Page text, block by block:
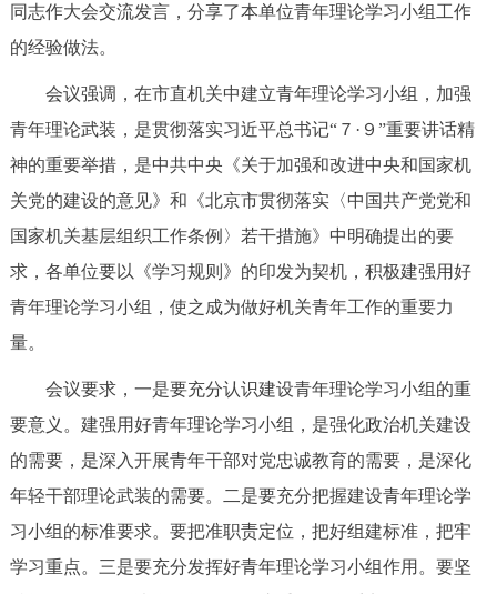
参与调查 在线访谈 图说互动
北京概况 十六区概览 人文北京
绿色北京 图说北京 视频北京
ENGLISH 한국어 日本語
DEUTSCH FRANÇAIS РУССКИЙ ЯЗЫК
ITALIANO
回到顶部
同志作大会交流发言，分享了本单位青年理论学习小组工作
的经验做法。
会议强调，在市直机关中建立青年理论学习小组，加强
青年理论武装，是贯彻落实习近平总书记“７·９”重要讲话精
神的重要举措，是中共中央《关于加强和改进中央和国家机
关党的建设的意见》和《北京市贯彻落实〈中国共产党党和
国家机关基层组织工作条例〉若干措施》中明确提出的要
求，各单位要以《学习规则》的印发为契机，积极建强用好
青年理论学习小组，使之成为做好机关青年工作的重要力
量。
会议要求，一是要充分认识建设青年理论学习小组的重
要意义。建强用好青年理论学习小组，是强化政治机关建设
的需要，是深入开展青年干部对党忠诚教育的需要，是深化
年轻干部理论武装的需要。二是要充分把握建设青年理论学
习小组的标准要求。要把准职责定位，把好组建标准，把牢
学习重点。三是要充分发挥好青年理论学习小组作用。要坚